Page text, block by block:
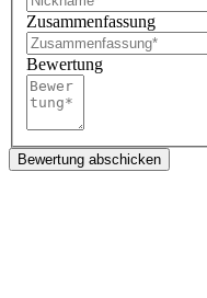
Zusammenfassung
Bewertung
Bewertung abschicken